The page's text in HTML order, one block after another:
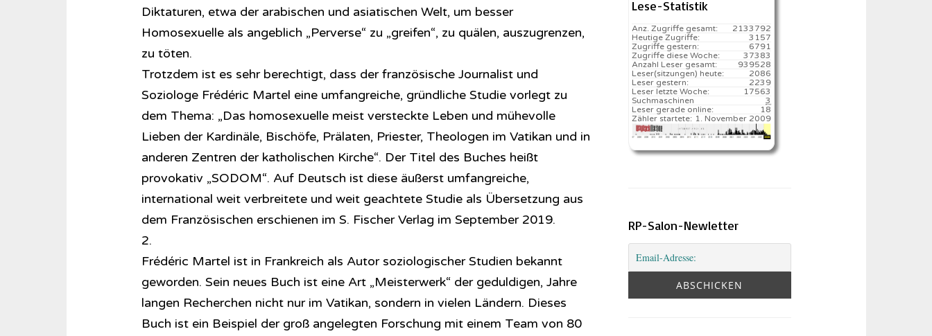
Diktaturen, etwa der arabischen und asiatischen Welt, um besser
Homosexuelle als angeblich „Perverse“ zu „greifen“, zu quälen, auszugrenzen,
zu töten.
Trotzdem ist es sehr berechtigt, dass der französische Journalist und
Soziologe Frédéric Martel eine umfangreiche, gründliche Studie vorlegt zu
dem Thema: „Das homosexuelle meist versteckte Leben und mühevolle
Lieben der Kardinäle, Bischöfe, Prälaten, Priester, Theologen im Vatikan und in
anderen Zentren der katholischen Kirche“. Der Titel des Buches heißt
provokativ „SODOM“. Auf Deutsch ist diese äußerst umfangreiche,
international weit verbreitete und weit geachtete Studie als Übersetzung aus
dem Französischen erschienen im S. Fischer Verlag im September 2019.
2.
Frédéric Martel ist in Frankreich als Autor soziologischer Studien bekannt
geworden. Sein neues Buch ist eine Art „Meisterwerk“ der geduldigen, Jahre
langen Recherchen nicht nur im Vatikan, sondern in vielen Ländern. Dieses
Buch ist ein Beispiel der groß angelegten Forschung mit einem Team von 80
Lese-Statistik
2133792
Anz. Zugriffe gesamt:
3157
Heutige Zugriffe:
6791
Zugriffe gestern:
37383
Zugriffe diese Woche:
939528
Anzahl Leser gesamt:
2086️
Leser(sitzungen) heute:
2239
Leser gestern:
17563️
Leser letzte Woche:
3
Suchmaschinen
18
Leser gerade online:
1. November 2009
Zähler startete:
RP-Salon-Newletter